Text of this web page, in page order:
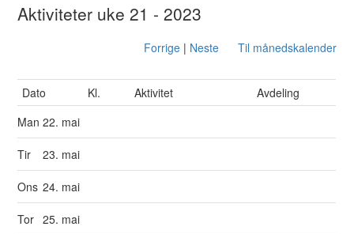
Aktiviteter uke 21 - 2023
Forrige| Neste Til månedskalender
Dato Kl. Aktivitet
Avdeling
Man22. mai
Tir 23. mai
Ons 24. mai
Tor 25. mai